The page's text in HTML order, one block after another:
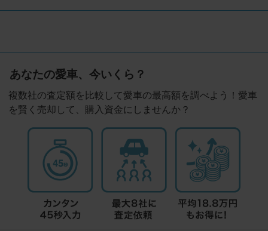
あなたの愛車、今いくら？
複数社の査定額を比較して愛車の最高額を調べよう！愛車
を賢く売却して、購入資金にしませんか？